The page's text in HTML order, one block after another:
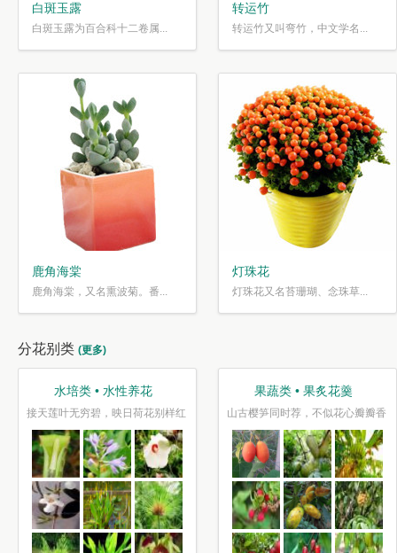
白斑玉露
白斑玉露为百合科十二卷属...
转运竹
转运竹又叫弯竹，中文学名...
鹿角海棠
鹿角海棠，又名熏波菊。番...
灯珠花
灯珠花又名苔珊瑚、念珠草...
分花别类 (更多)
水培类 • 水性养花
接天莲叶无穷碧，映日荷花别样红
果蔬类 • 果炙花羹
山古樱笋同时荐，不似花心瓣瓣香